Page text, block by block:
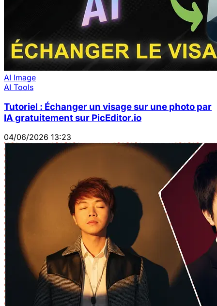
AI Image
AI Tools
Tutoriel : Échanger un visage sur une photo par
IA gratuitement sur PicEditor.io
04/06/2026 13:23